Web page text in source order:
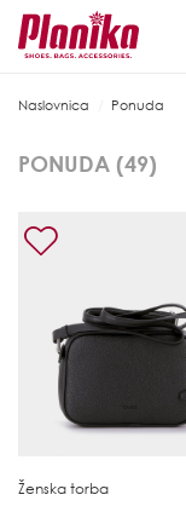
Naslovnica Ponuda
PONUDA (49)
Ženska torba